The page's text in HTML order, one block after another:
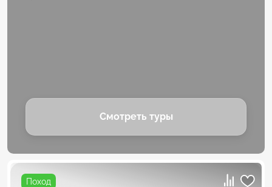
Смотреть туры
Поход